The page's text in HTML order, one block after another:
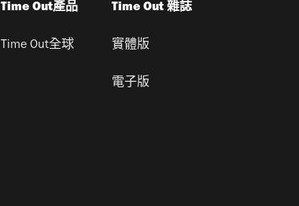
Time Out產品
Time Out全球
Time Out 雜誌
實體版
電子版